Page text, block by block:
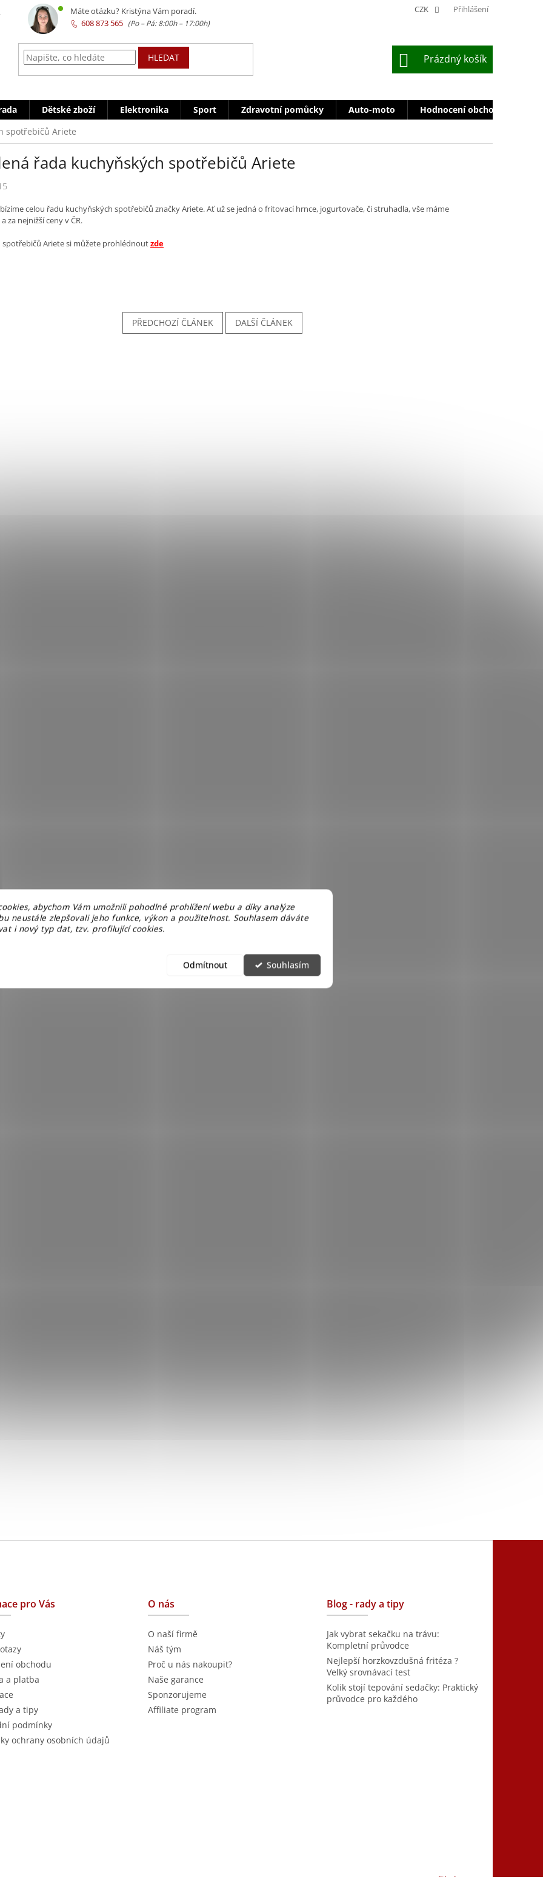
abychom Vám umožnili pohodlné prohlížení webu a díky analýze
neustále zlepšovali jeho funkce, výkon a použitelnost. Souhlasem dáváte
i nový typ dat, tzv. profilující cookies.
Odmítnout Souhlasím
CZK Přihlášení
HLEDAT
NÁKUPNÍ
KOŠÍK
Prázdný košík
Dětské zboží Elektronika Sport Zdravotní pomůcky Auto-moto Hodnocení obchodu
spotřebičů Ariete
řada kuchyňských spotřebičů Ariete
celou řadu kuchyňských spotřebičů značky Ariete. Ať už se jedná o fritovací hrnce, jogurtovače, či struhadla, vše máme
za nejnižší ceny v ČR.
spotřebičů Ariete si můžete prohlédnoutzde
PŘEDCHOZÍ ČLÁNEK DALŠÍ ČLÁNEK
pro Vás
obchodu
a platba
a tipy
podmínky
ochrany osobních údajů
O nás
O naší firmě
Náš tým
Proč u nás nakoupit?
Naše garance
Sponzorujeme
Affiliate program
Blog - rady a tipy
Jak vybrat sekačku na trávu:
Kompletní průvodce
Nejlepší horzkovzdušná fritéza ?
Velký srovnávací test
Kolik stojí tepování sedačky: Praktický
průvodce pro každého
Vytvořil Shoptet
Máte otázku? Kristýna Vám poradí.
608 873 565